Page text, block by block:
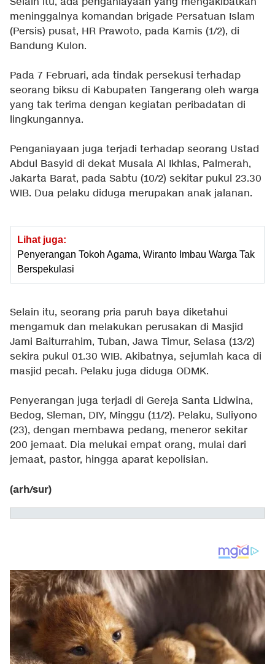
meninggalnya komandan brigade Persatuan Islam
(Persis) pusat, HR Prawoto, pada Kamis (1/2), di
Bandung Kulon.
Pada 7 Februari, ada tindak persekusi terhadap
seorang biksu di Kabupaten Tangerang oleh warga
yang tak terima dengan kegiatan peribadatan di
lingkungannya.
Penganiayaan juga terjadi terhadap seorang Ustad
Abdul Basyid di dekat Musala Al Ikhlas, Palmerah,
Jakarta Barat, pada Sabtu (10/2) sekitar pukul 23.30
WIB. Dua pelaku diduga merupakan anak jalanan.
Lihat juga:
Penyerangan Tokoh Agama, Wiranto Imbau Warga Tak
Berspekulasi
Selain itu, seorang pria paruh baya diketahui
mengamuk dan melakukan perusakan di Masjid
Jami Baiturrahim, Tuban, Jawa Timur, Selasa (13/2)
sekira pukul 01.30 WIB. Akibatnya, sejumlah kaca di
masjid pecah. Pelaku juga diduga ODMK.
Penyerangan juga terjadi di Gereja Santa Lidwina,
Bedog, Sleman, DIY, Minggu (11/2). Pelaku, Suliyono
(23), dengan membawa pedang, meneror sekitar
200 jemaat. Dia melukai empat orang, mulai dari
jemaat, pastor, hingga aparat kepolisian.
(arh/sur)